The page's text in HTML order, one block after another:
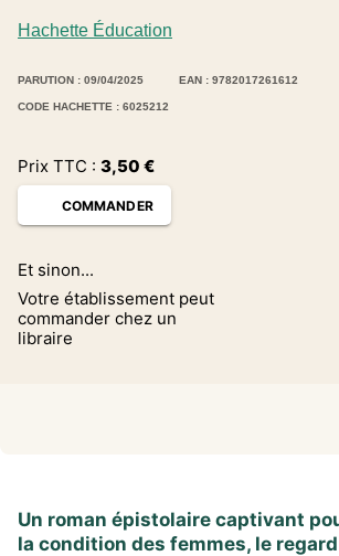
Hachette Éducation
PARUTION : 09/04/2025 EAN : 9782017261612
CODE HACHETTE : 6025212
Prix TTC : 3,50 €
COMMANDER
Et sinon...
Votre établissement peut
commander chez un
libraire
Un roman épistolaire captivant
la condition des femmes, le